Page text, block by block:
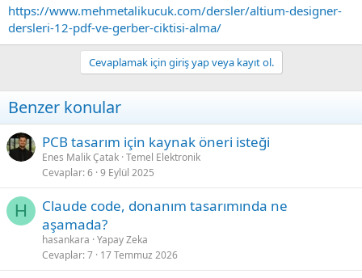
https://www.mehmetalikucuk.com/dersler/altium-designer-
dersleri-12-pdf-ve-gerber-ciktisi-alma/
Cevaplamak için giriş yap veya kayıt ol.
Benzer konular
PCB tasarım için kaynak öneri isteği
Enes Malik Çatak Temel Elektronik
Cevaplar 6 9 Eylül 2025
H
Claude code, donanım tasarımında ne
aşamada?
hasankara Yapay Zeka
Cevaplar 7 17 Temmuz 2026